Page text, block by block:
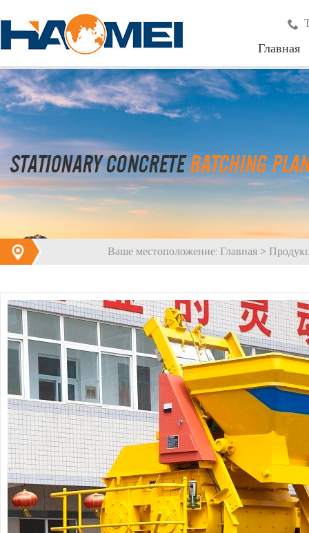
Главная
Ваше местоположение: Главная >